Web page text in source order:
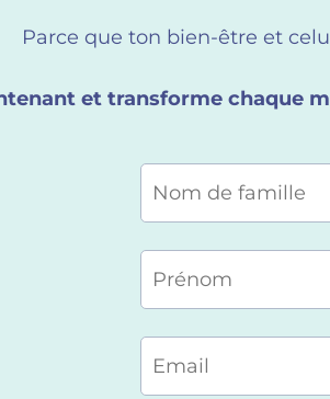
Parce que ton bien-être et
et transforme chaque